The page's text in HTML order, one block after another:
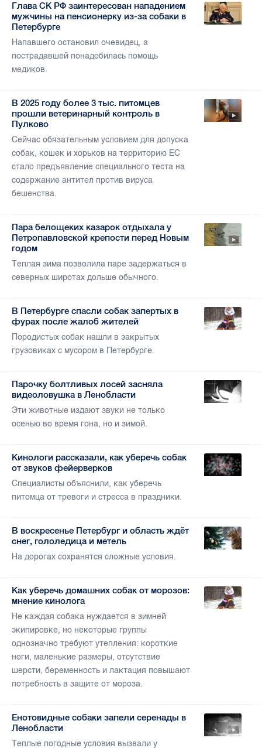
Глава СК РФ заинтересован нападением
мужчины на пенсионерку из-за собаки в
Петербурге
Напавшего остановил очевидец, а
пострадавшей понадобилась помощь
медиков.
В 2025 году более 3 тыс. питомцев
прошли ветеринарный контроль в
Пулково
Сейчас обязательным условием для допуска
собак, кошек и хорьков на территорию ЕС
стало предъявление специального теста на
содержание антител против вируса
бешенства.
Пара белощеких казарок отдыхала у
Петропавловской крепости перед Новым
годом
Теплая зима позволила паре задержаться в
северных широтах дольше обычного.
В Петербурге спасли собак запертых в
фурах после жалоб жителей
Породистых собак нашли в закрытых
грузовиках с мусором в Петербурге.
Парочку болтливых лосей засняла
видеоловушка в Ленобласти
Эти животные издают звуки не только
осенью во время гона, но и зимой.
Кинологи рассказали, как уберечь собак
от звуков фейерверков
Специалисты объяснили, как уберечь
питомца от тревоги и стресса в праздники.
В воскресенье Петербург и область ждёт
снег, гололедица и метель
На дорогах сохранятся сложные условия.
Как уберечь домашних собак от морозов:
мнение кинолога
Не каждая собака нуждается в зимней
экипировке, но некоторые группы
однозначно требуют утепления: короткие
ноги, маленькие размеры, отсутствие
шерсти, беременность и лактация повышают
потребность в защите от мороза.
Енотовидные собаки запели серенады в
Ленобласти
Теплые погодные условия вызвали у